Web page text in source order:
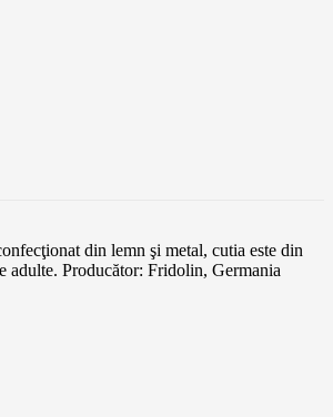
din lemn şi metal, cutia este din
adulte. Producător: Fridolin, Germania